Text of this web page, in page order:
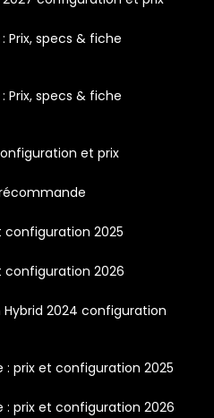
Prix, specs & fiche
Prix, specs & fiche
et prix
configuration 2025
configuration 2026
2024 configuration
: prix et configuration 2025
: prix et configuration 2026